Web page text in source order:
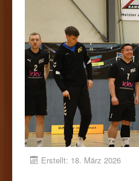
Erstellt: 18. März 2026